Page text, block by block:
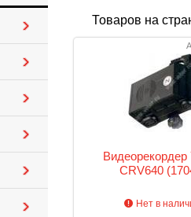
Товаров на
Видеорекордер
CRV640
Нет в